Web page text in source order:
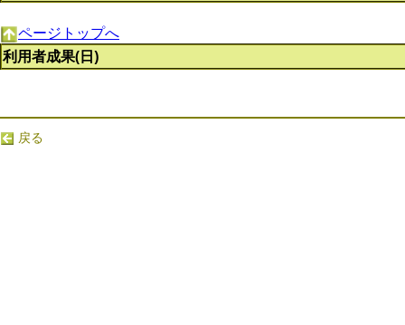
ページトップへ
利用者成果(日)
戻る